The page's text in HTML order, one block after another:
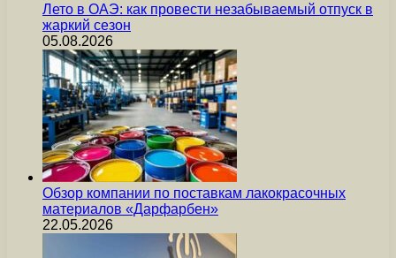
Лето в ОАЭ: как провести незабываемый отпуск в
жаркий сезон
05.08.2026
Обзор компании по поставкам лакокрасочных
материалов «Дарфарбен»
22.05.2026